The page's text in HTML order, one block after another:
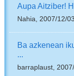
Aupa Aitziber!
Nahia, 2007/12/
Ba azkenean
...
barraplaust,